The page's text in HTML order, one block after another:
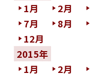
1月
2月
7月
8月
12月
2015年
1月
2月